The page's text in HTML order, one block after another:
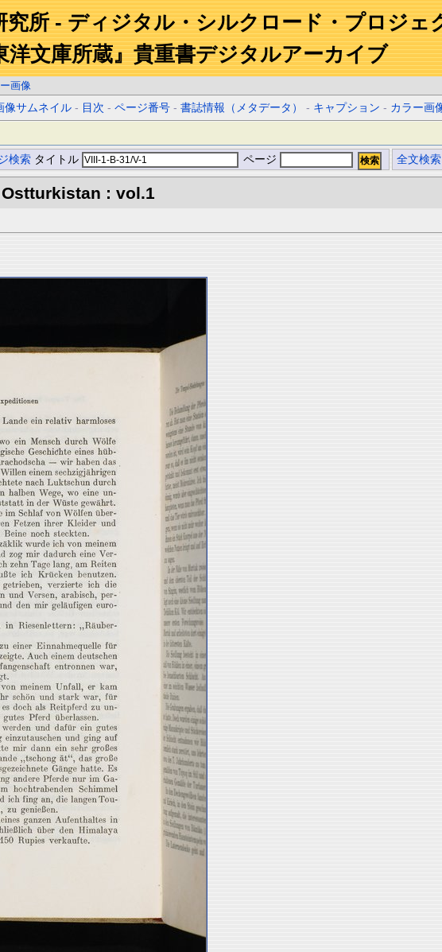
究所 - ディジタル・シルクロード・プロジェ
洋文庫所蔵』貴重書デジタルアーカイブ
画像
像サムネイル - 目次 -ページ番号 -書誌情報（メタデータ） - キャプション - カラー画
検索 タイトル ページ 全文検索
: vol.1